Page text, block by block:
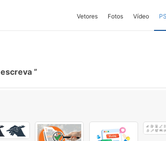
Vetores Fotos Vídeo
escreva